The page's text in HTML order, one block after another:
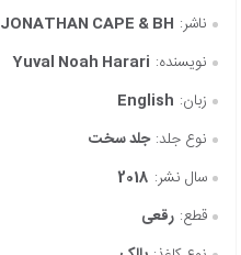
ناشر: JONATHAN CAPE & BH
نویسنده: Yuval Noah Harari
زبان: English
نوع جلد: جلد سخت
سال نشر: 2018
قطع: رقعی